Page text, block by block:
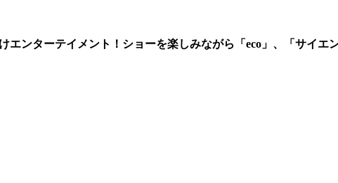
エンターテイメント！ショーを楽しみながら「eco」、「サイエ